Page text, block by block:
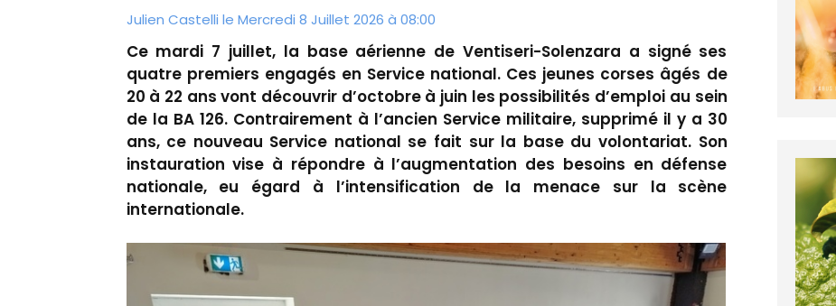
Julien Castelli le Mercredi 8 Juillet 2026 à 08:00
Ce mardi 7 juillet, la base aérienne de Ventiseri-Solenzara a signé ses
quatre premiers engagés en Service national. Ces jeunes corses âgés de
20 à 22 ans vont découvrir d’octobre à juin les possibilités d’emploi au sein
de la BA 126. Contrairement à l’ancien Service militaire, supprimé il y a 30
ans, ce nouveau Service national se fait sur la base du volontariat. Son
instauration vise à répondre à l’augmentation des besoins en défense
nationale, eu égard à l’intensification de la menace sur la scène
internationale.